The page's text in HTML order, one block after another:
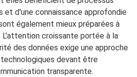
et d'une connaissance approfondie
également mieux préparées à
croissante portée à la
des données exige une approche
devant être
transparente.